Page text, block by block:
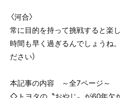
〈河合〉
常に目的を持って挑戦すると楽
時間も早く過ぎるんでしょうね
ださい）
本記事の内容 ～全7ページ～